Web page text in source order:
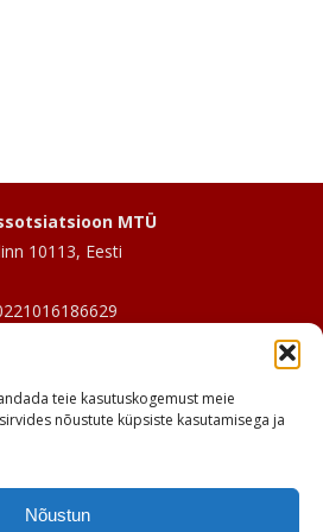
teie kasutuskogemust meie
nõustute küpsiste kasutamisega ja
Nõustun
MTÜ
10113, Eesti